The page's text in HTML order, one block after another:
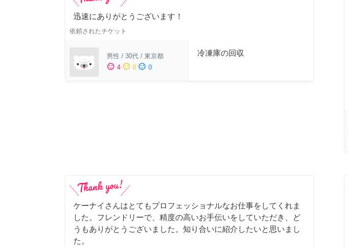
迅速にありがとうございます！
依頼されたチケット
男性 / 30代 / 東京都
sentiment_satisfied 4 sentiment_neutral 0 sentiment_dissatisfied 0
冷凍庫の回収
ケーナイさんはとてもプロフェッショナルなお仕事をしてくれま
した。フレンドリーで、精度の高いお手伝いをしていただき、ど
うもありがとうございました。知り合いに紹介したいと思いまし
た。